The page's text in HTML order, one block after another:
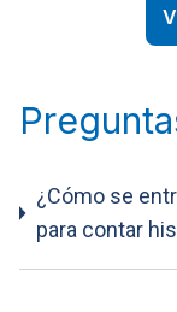
¿Cómo se
para contar